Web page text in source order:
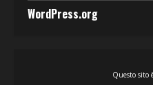
WordPress.org
Questo sito